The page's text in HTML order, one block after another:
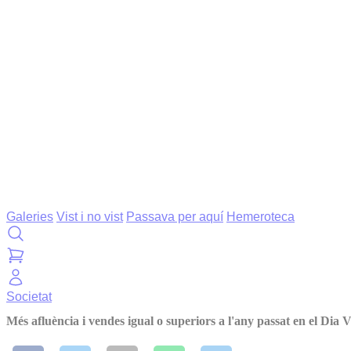
Galeries Vist i no vist Passava per aquí Hemeroteca
Societat
Més afluència i vendes igual o superiors a l'any passat en el Dia